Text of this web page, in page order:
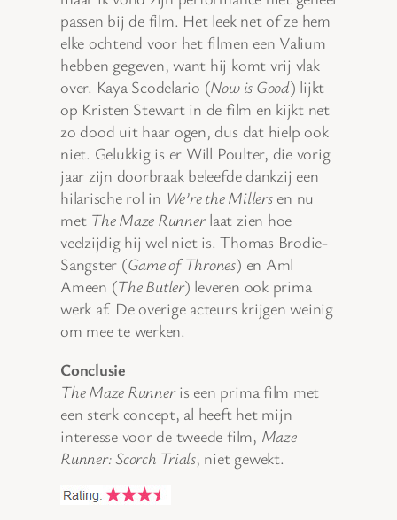
passen bij de film. Het leek net of ze hem
elke ochtend voor het filmen een Valium
hebben gegeven, want hij komt vrij vlak
over. Kaya Scodelario (Now is Good) lijkt
op Kristen Stewart in de film en kijkt net
zo dood uit haar ogen, dus dat hielp ook
niet. Gelukkig is er Will Poulter, die vorig
jaar zijn doorbraak beleefde dankzij een
hilarische rol in We’re the Millersen nu
met The Maze Runnerlaat zien hoe
veelzijdig hij wel niet is. Thomas Brodie-
Sangster (Game of Thrones) en Aml
Ameen (The Butler) leveren ook prima
werk af. De overige acteurs krijgen weinig
om mee te werken.
Conclusie
The Maze Runneris een prima film met
een sterk concept, al heeft het mijn
interesse voor de tweede film, Maze
Runner: Scorch Trials, niet gewekt.